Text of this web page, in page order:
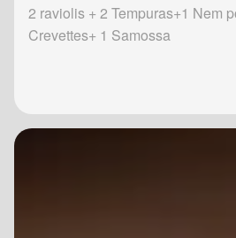
2 raviolis + 2 Tempuras+1 Nem
Crevettes+ 1 Samossa